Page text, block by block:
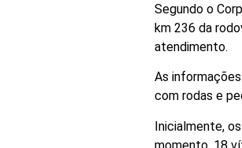
Segundo o
km 236 da
atendimento.
As
com rodas e
Inicialmente,
momento, 18